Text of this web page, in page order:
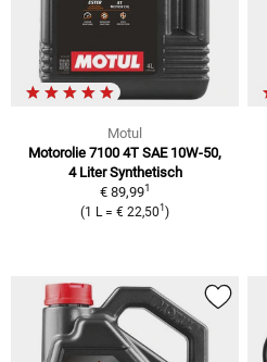
Motul
Motorolie 7100 4T SAE 10W-50,
4 Liter Synthetisch
€ 89,991
(1 L = € 22,501 )